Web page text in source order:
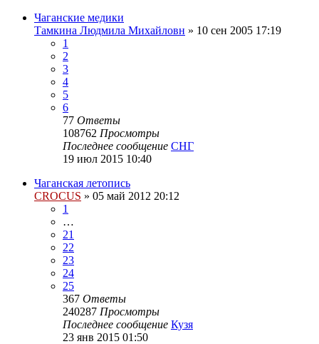
Чаганские медики
Тамкина Людмила Михайловн » 10 сен 2005 17:19
1
2
3
4
5
6
77 Ответы
108762 Просмотры
Последнее сообщение СНГ
19 июл 2015 10:40
Чаганская летопись
CROCUS » 05 май 2012 20:12
1
…
21
22
23
24
25
367 Ответы
240287 Просмотры
Последнее сообщение Кузя
23 янв 2015 01:50